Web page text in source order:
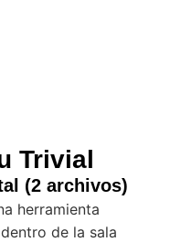
Trivial
(2 archivos)
herramienta
de la sala